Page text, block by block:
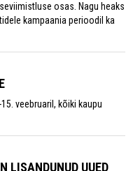
osas. Nagu heaks
kampaania perioodil ka
veebruaril, kõiki kaupu
LISANDUNUD UUED